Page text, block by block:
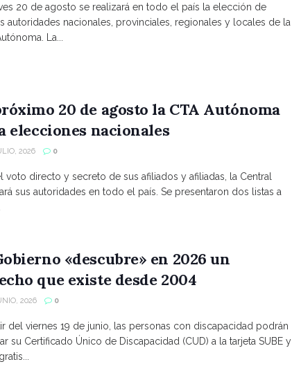
20 de agosto se realizará en todo el país la elección de
autoridades nacionales, provinciales, regionales y locales de la
La...
20 de agosto la CTA Autónoma
elecciones nacionales
2026 0
voto directo y secreto de sus afiliados y afiliadas, la Central
sus autoridades en todo el país. Se presentaron dos listas a
«descubre» en 2026 un
que existe desde 2004
2026 0
del viernes 19 de junio, las personas con discapacidad podrán
su Certificado Único de Discapacidad (CUD) a la tarjeta SUBE y